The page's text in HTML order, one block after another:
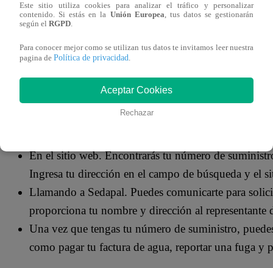
CÓMO VER EL NÚMERO DE
Hay varias formas de encontrar tu número de
En tu recibo de agua. El número de suministros de
derecha de tu recibo de agua.
En tu medidor de agua. El número de suministros
En el sitio web. Encontrarás tu número de
Ingresa tu dirección en el campo de búsqueda y el
Llamando a Sedapal. Puedes comunicarte para
proporciona tu nombre y dirección al
Una vez que tengas tu número de suministro,
como pagar tu factura de agua, reportar una fuga y
Este sitio utiliza cookies para analizar el tráfico y personalizar
contenido. Si estás en la Unión Europea, tus datos se gestionarán
según el RGPD.
Para conocer mejor como se utilizan tus datos te invitamos leer nuestra
pagina de Política de privacidad.
Aceptar Cookies
Rechazar